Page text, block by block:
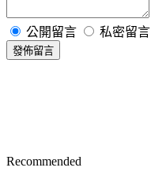
公開留言 私密留言
發佈留言
Recommended